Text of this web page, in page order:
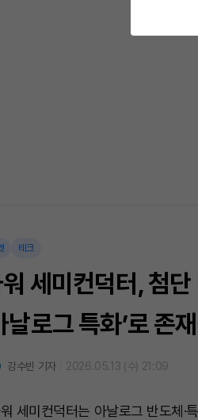
테크
세미컨덕터, 첨
날로그 특화’로 존
강수빈 기자 2026.05.13 (수) 21:09
세미컨덕터는 아날로그 반도체·